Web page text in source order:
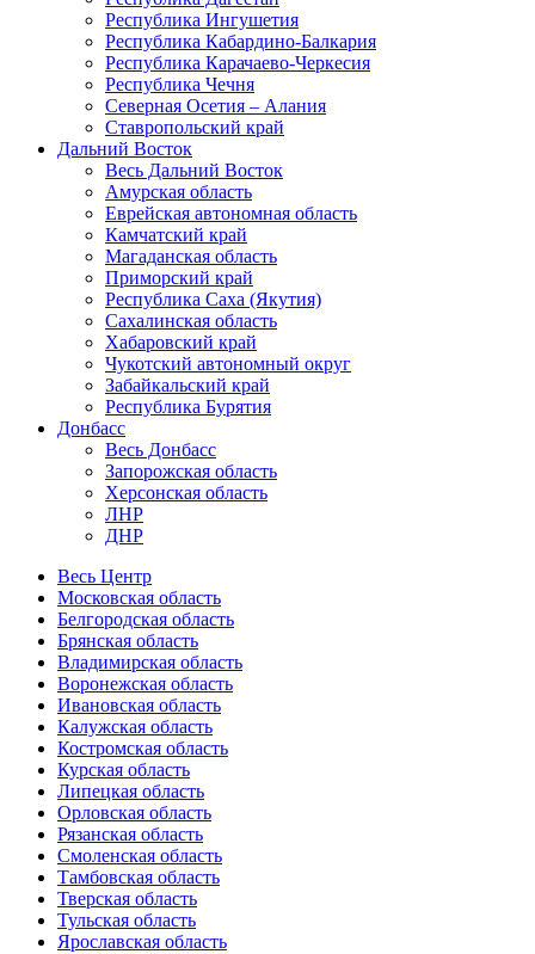
Республика Ингушетия
Республика Кабардино-Балкария
Республика Карачаево-Черкесия
Республика Чечня
Северная Осетия – Алания
Ставропольский край
Дальний Восток
Весь Дальний Восток
Амурская область
Еврейская автономная область
Камчатский край
Магаданская область
Приморский край
Республика Саха (Якутия)
Сахалинская область
Хабаровский край
Чукотский автономный округ
Забайкальский край
Республика Бурятия
Донбасс
Весь Донбасс
Запорожская область
Херсонская область
ЛНР
ДНР
Весь Центр
Московская область
Белгородская область
Брянская область
Владимирская область
Воронежская область
Ивановская область
Калужская область
Костромская область
Курская область
Липецкая область
Орловская область
Рязанская область
Смоленская область
Тамбовская область
Тверская область
Тульская область
Ярославская область